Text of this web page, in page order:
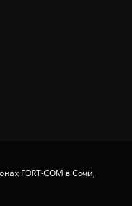
FORT-COM в Сочи,